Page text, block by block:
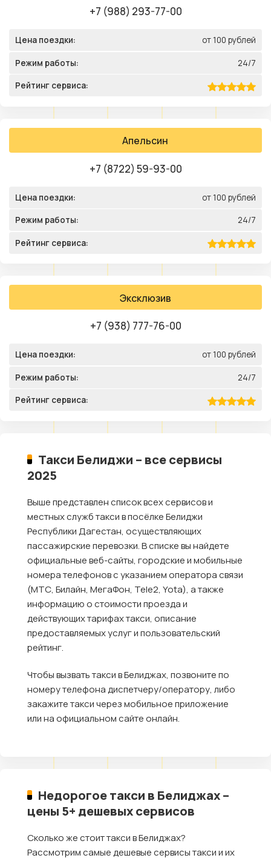
+7 (988) 293-77-00
Цена поездки: от 100 рублей
Режим работы: 24/7
Рейтинг сервиса:
Апельсин
+7 (8722) 59-93-00
Цена поездки: от 100 рублей
Режим работы: 24/7
Рейтинг сервиса:
Эксклюзив
+7 (938) 777-76-00
Цена поездки: от 100 рублей
Режим работы: 24/7
Рейтинг сервиса:
Такси Белиджи – все сервисы
2025
Выше представлен список всех сервисов и
местных служб такси в посёлке Белиджи
Республики Дагестан, осуществляющих
пассажирские перевозки. В списке вы найдете
официальные веб-сайты, городские и мобильные
номера телефонов с указанием оператора связи
(МТС, Билайн, МегаФон, Tele2, Yota), а также
информацию о стоимости проезда и
действующих тарифах такси, описание
предоставляемых услуг и пользовательский
рейтинг.
Чтобы вызвать такси в Белиджах, позвоните по
номеру телефона диспетчеру/оператору, либо
закажите такси через мобильное приложение
или на официальном сайте онлайн.
Недорогое такси в Белиджах –
цены 5+ дешевых сервисов
Сколько же стоит такси в Белиджах?
Рассмотрим самые дешевые сервисы такси и их